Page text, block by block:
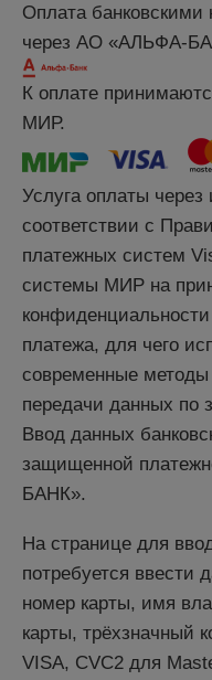
Оплата банковскими
через АО «АЛЬФА-
К оплате
МИР.
Услуга оплаты через
соответствии с
платежных систем
системы МИР на
платежа, для чего
современные
передачи данных по
Ввод данных
защищенной
БАНК».
На странице для
потребуется ввести
номер карты, имя
карты, трёхзначный
VISA, CVC2 для